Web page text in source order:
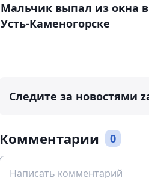
Мальчик выпал из окна в
Усть-Каменогорске
Следите за новостями
Комментарии 0